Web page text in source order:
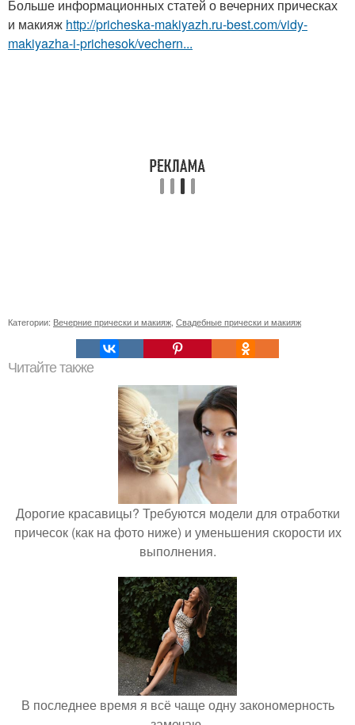
Больше информационных статей о вечерних прическах
и макияж http://pricheska-makiyazh.ru-best.com/vidy-
makiyazha-i-prichesok/vechern...
Категории: Вечерние прически и макияж, Свадебные прически и макияж
Читайте также
Дорогие красавицы? Требуются модели для отработки
причесок (как на фото ниже) и уменьшения скорости их
выполнения.
В последнее время я всё чаще одну закономерность